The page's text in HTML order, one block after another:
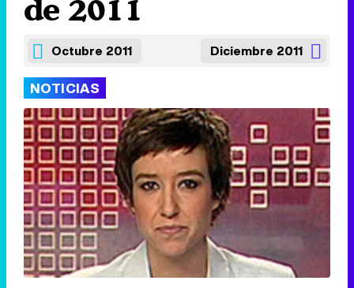
de 2011
Octubre 2011 Diciembre 2011
NOTICIAS